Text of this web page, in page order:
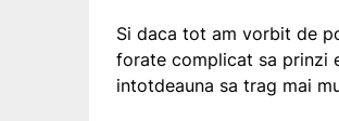
Si daca tot am vorbit de
forate complicat sa prinzi
intotdeauna sa trag mai